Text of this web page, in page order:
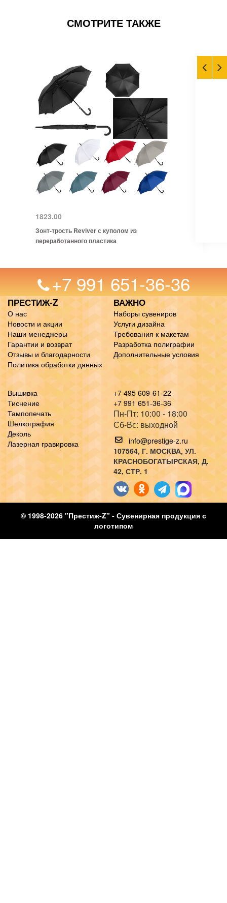
СМОТРИТЕ ТАКЖЕ
1823.00
Зонт-трость Reviver с куполом из
переработанного пластика
+7 991 651-36-36
ПРЕСТИЖ-Z
О нас
Новости и акции
Наши менеджеры
Гарантии и возврат
Отзывы и благодарности
Политика обработки данных
ВАЖНО
Наборы сувениров
Услуги дизайна
Требования к макетам
Разработка полиграфии
Дополнительные условия
Вышивка
Тиснение
Тампопечать
Шелкография
Деколь
Лазерная гравировка
+7 495 609-61-22
+7 991 651-36-36
Пн-Пт: 10:00 - 18:00
Сб-Вс: выходной
info@prestige-z.ru
107564, Г. МОСКВА, УЛ.
КРАСНОБОГАТЫРСКАЯ, Д.
42, СТР. 1
© 1998-2026 "Престиж-Z" - Сувенирная продукция с
логотипом